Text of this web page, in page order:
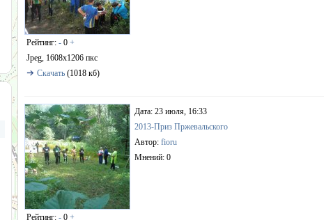
Рейтинг: - 0 +
Jpeg, 1608x1206 пкс
Скачать (1018 кб)
Рейтинг: - 0 +
Дата: 23 июля, 16:33
2013-Приз Пржевальского
Автор: fioru
Мнений: 0